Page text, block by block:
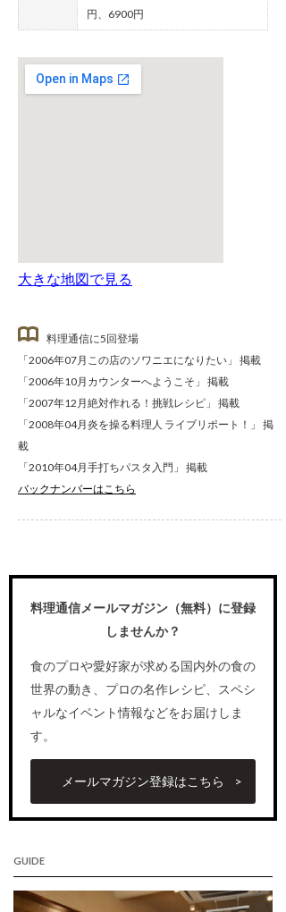
円、6900円
大きな地図で見る
料理通信に5回登場
「2006年07月この店のソワニエになりたい」 掲載
「2006年10月カウンターへようこそ」 掲載
「2007年12月絶対作れる！挑戦レシピ」 掲載
「2008年04月炎を操る料理人 ライブリポート！」 掲
載
「2010年04月手打ちパスタ入門」 掲載
バックナンバーはこちら
料理通信メールマガジン（無料）に登録
しませんか？
食のプロや愛好家が求める国内外の食の
世界の動き、プロの名作レシピ、スペシ
ャルなイベント情報などをお届けしま
す。
メールマガジン登録はこちら
GUIDE